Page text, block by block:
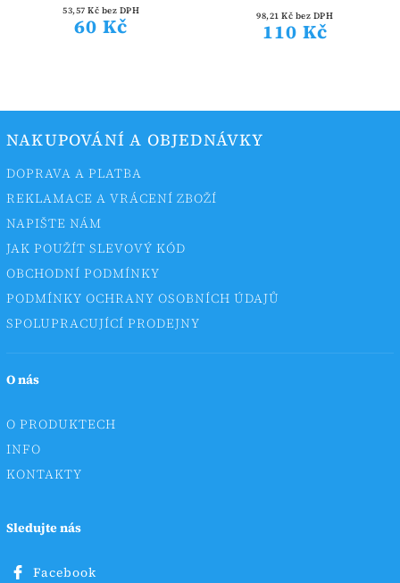
53,57 Kč bez DPH
60 Kč 98,21 Kč bez DPH
110 Kč
NAKUPOVÁNÍ A OBJEDNÁVKY
DOPRAVA A PLATBA
REKLAMACE A VRÁCENÍ ZBOŽÍ
NAPIŠTE NÁM
JAK POUŽÍT SLEVOVÝ KÓD
OBCHODNÍ PODMÍNKY
PODMÍNKY OCHRANY OSOBNÍCH ÚDAJŮ
SPOLUPRACUJÍCÍ PRODEJNY
O nás
O PRODUKTECH
INFO
KONTAKTY
Sledujte nás
Facebook